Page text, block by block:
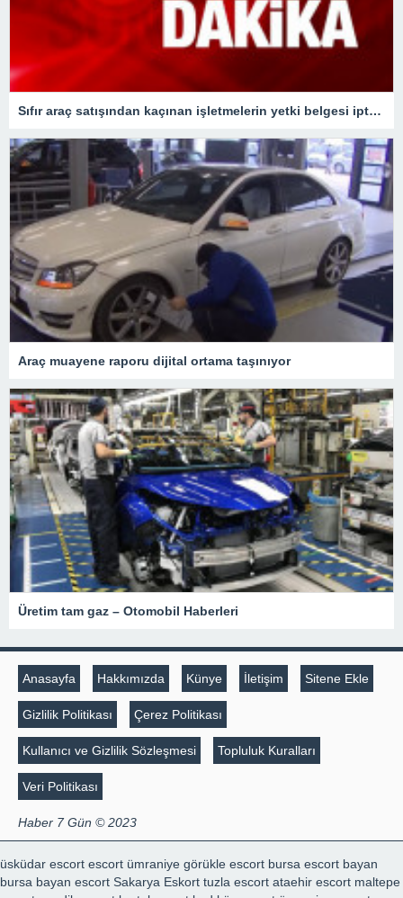
Sıfır araç satışından kaçınan işletmelerin yetki belgesi iptal edilecek
Araç muayene raporu dijital ortama taşınıyor
Üretim tam gaz – Otomobil Haberleri
Anasayfa Hakkımızda Künye İletişim Sitene Ekle
Gizlilik Politikası Çerez Politikası
Kullanıcı ve Gizlilik Sözleşmesi Topluluk Kuralları
Veri Politikası
Haber 7 Gün © 2023
üsküdar escort escort ümraniye görükle escort bursa escort bayan
bursa bayan escort Sakarya Eskort tuzla escort ataehir escort maltepe